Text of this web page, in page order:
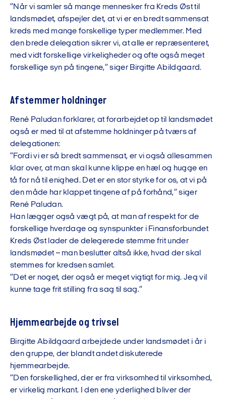
”Når vi samler så mange mennesker fra Kreds Øst til
landsmødet, afspejler det, at vi er en bredt sammensat
kreds med mange forskellige typer medlemmer. Med
den brede delegation sikrer vi, at alle er repræsenteret,
med vidt forskellige virkeligheder og ofte også meget
forskellige syn på tingene,” siger Birgitte Abildgaard.
Afstemmer holdninger
René Paludan forklarer, at forarbejdet op til landsmødet
også er med til at afstemme holdninger på tværs af
delegationen:
”Fordi vi er så bredt sammensat, er vi også allesammen
klar over, at man skal kunne klippe en hæl og hugge en
tå for nå til enighed. Det er en stor styrke for os, at vi på
den måde har klappet tingene af på forhånd,” siger
René Paludan.
Han lægger også vægt på, at man af respekt for de
forskellige hverdage og synspunkter i Finansforbundet
Kreds Øst lader de delegerede stemme frit under
landsmødet – man beslutter altså ikke, hvad der skal
stemmes for kredsen samlet.
”Det er noget, der også er meget vigtigt for mig. Jeg vil
kunne tage frit stilling fra sag til sag.”
Hjemmearbejde og trivsel
Birgitte Abildgaard arbejdede under landsmødet i år i
den gruppe, der blandt andet diskuterede
hjemmearbejde.
”Den forskellighed, der er fra virksomhed til virksomhed,
er virkelig markant. I den ene yderlighed bliver der